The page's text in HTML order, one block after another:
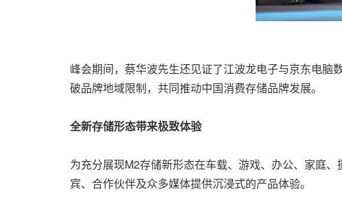
峰会期间，蔡华波先生还见证了江波龙电子与京东电
破品牌地域限制，共同推动中国消费存储品牌发展。
全新存储形态带来极致体验
为充分展现M2存储新形态在车载、游戏、办公、家庭
宾、合作伙伴及众多媒体提供沉浸式的产品体验。